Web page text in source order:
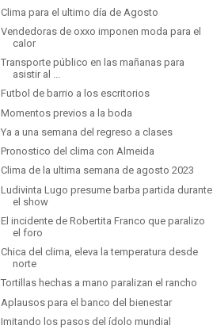
Clima para el ultimo día de Agosto
Vendedoras de oxxo imponen moda para el
calor
Transporte público en las mañanas para
asistir al ...
Futbol de barrio a los escritorios
Momentos previos a la boda
Ya a una semana del regreso a clases
Pronostico del clima con Almeida
Clima de la ultima semana de agosto 2023
Ludivinta Lugo presume barba partida durante
el show
El incidente de Robertita Franco que paralizo
el foro
Chica del clima, eleva la temperatura desde
norte
Tortillas hechas a mano paralizan el rancho
Aplausos para el banco del bienestar
Imitando los pasos del ídolo mundial